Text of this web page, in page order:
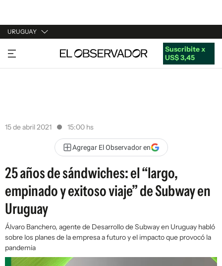
URUGUAY
URUGUAY
ARGENTINA
Suscribite x
US$ 3,45
15 de abril 2021 15:00 hs
Agregar El Observador en
25 años de sándwiches: el “largo,
empinado y exitoso viaje” de Subway en
Uruguay
Álvaro Banchero, agente de Desarrollo de Subway en Uruguay habló
sobre los planes de la empresa a futuro y el impacto que provocó la
pandemia